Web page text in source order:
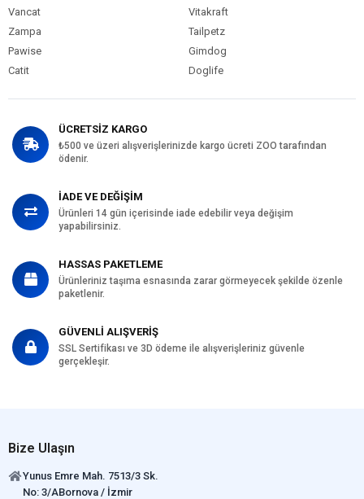
Vancat
Vitakraft
Zampa
Tailpetz
Pawise
Gimdog
Catit
Doglife
ÜCRETSİZ KARGO
₺500 ve üzeri alışverişlerinizde kargo ücreti ZOO tarafından
ödenir.
İADE VE DEĞİŞİM
Ürünleri 14 gün içerisinde iade edebilir veya değişim
yapabilirsiniz.
HASSAS PAKETLEME
Ürünleriniz taşıma esnasında zarar görmeyecek şekilde özenle
paketlenir.
GÜVENLİ ALIŞVERİŞ
SSL Sertifikası ve 3D ödeme ile alışverişleriniz güvenle
gerçekleşir.
Bize Ulaşın
Yunus Emre Mah. 7513/3 Sk.
No: 3/ABornova / İzmir